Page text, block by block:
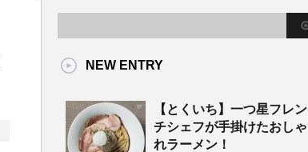
NEW ENTRY
【とくいち】一つ星フレン
チシェフが手掛けたおしゃ
れラーメン！